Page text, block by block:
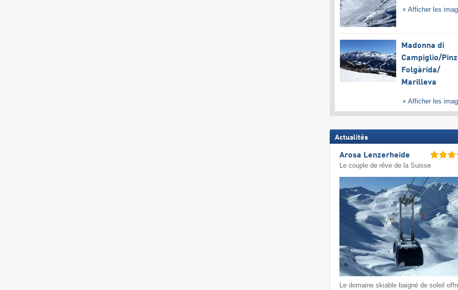
Afficher les
Madonna di
Campiglio/​
Folgàrida/​
Marilleva
Afficher les
Actualités
Arosa Lenzerheide
Le couple de rêve de la Suisse
Le domaine skiable baigné de soleil